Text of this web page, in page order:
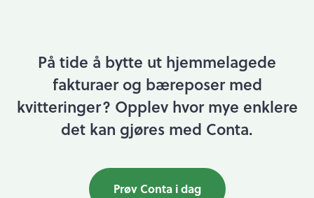
På tide å bytte ut hjemmelagede
fakturaer og bæreposer med
kvitteringer? Opplev hvor mye enklere
det kan gjøres med Conta.
Prøv Conta i dag